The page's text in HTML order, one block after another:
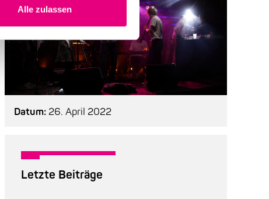
Alle zulassen
Datum: 26. April 2022
Letzte Beiträge